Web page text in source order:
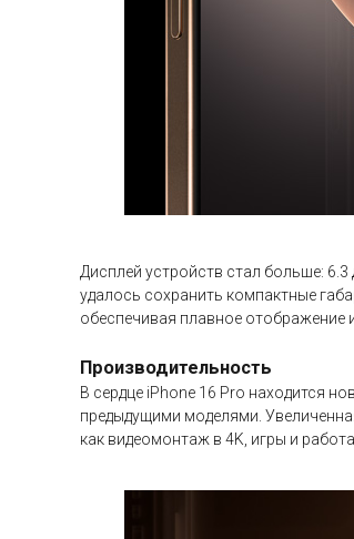
Дисплей устройств стал больше:
удалось сохранить компактные
обеспечивая плавное отображение
Производительность
В сердце iPhone 16 Pro находится
предыдущими моделями.
как видеомонтаж в 4K, игры и